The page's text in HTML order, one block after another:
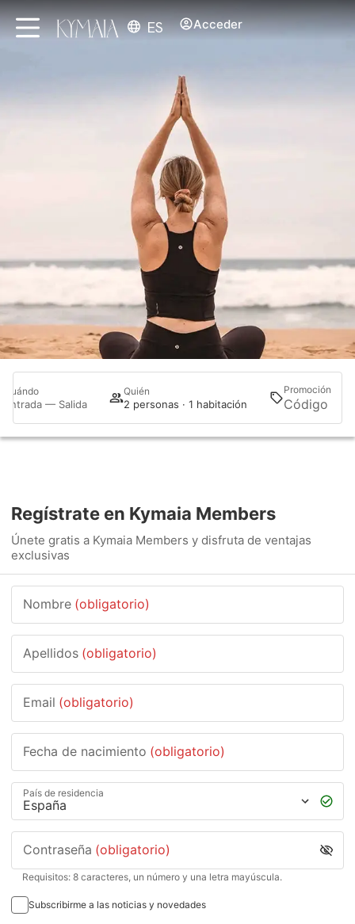
ES Acceder
Cuándo
Entrada — Salida
Quién
2 personas · 1 habitación
Promoción
Regístrate en Kymaia Members
Únete gratis a Kymaia Members y disfruta de ventajas
exclusivas
Nombre (obligatorio)
Apellidos (obligatorio)
Email (obligatorio)
Fecha de nacimiento (obligatorio)
País de residencia
Contraseña (obligatorio)
Requisitos: 8 caracteres, un número y una letra mayúscula.
Subscribirme a las noticias y novedades